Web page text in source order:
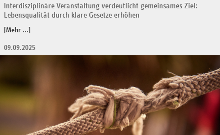
Interdisziplinäre Veranstaltung verdeutlicht gemeinsames Ziel:
Lebensqualität durch klare Gesetze erhöhen
[Mehr ...]
09.09.2025